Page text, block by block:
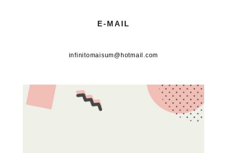
E-MAIL
infinitomaisum@hotmail.com